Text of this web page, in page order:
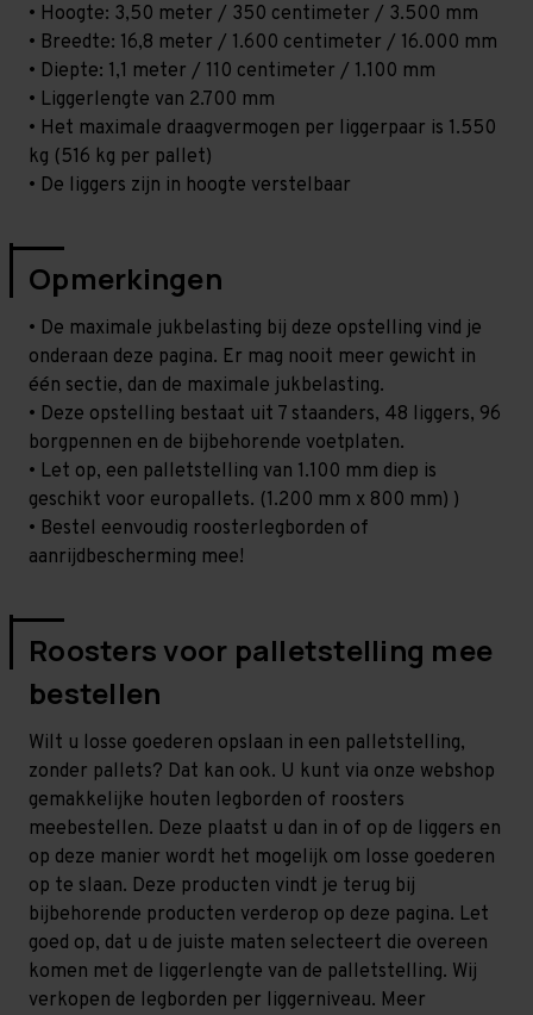
• Hoogte: 3,50 meter / 350 centimeter / 3.500 mm
• Breedte: 16,8 meter / 1.600 centimeter / 16.000 mm
• Diepte: 1,1 meter / 110 centimeter / 1.100 mm
• Liggerlengte van 2.700 mm
• Het maximale draagvermogen per liggerpaar is 1.550
kg (516 kg per pallet)
• De liggers zijn in hoogte verstelbaar
Opmerkingen
• De maximale jukbelasting bij deze opstelling vind je
onderaan deze pagina. Er mag nooit meer gewicht in
één sectie, dan de maximale jukbelasting.
• Deze opstelling bestaat uit 7 staanders, 48 liggers, 96
borgpennen en de bijbehorende voetplaten.
• Let op, een palletstelling van 1.100 mm diep is
geschikt voor europallets. (1.200 mm x 800 mm) )
• Bestel eenvoudig roosterlegborden of
aanrijdbescherming mee!
Roosters voor palletstelling mee
bestellen
Wilt u losse goederen opslaan in een palletstelling,
zonder pallets? Dat kan ook. U kunt via onze webshop
gemakkelijke houten legborden of roosters
meebestellen. Deze plaatst u dan in of op de liggers en
op deze manier wordt het mogelijk om losse goederen
op te slaan. Deze producten vindt je terug bij
bijbehorende producten verderop op deze pagina. Let
goed op, dat u de juiste maten selecteert die overeen
komen met de liggerlengte van de palletstelling. Wij
verkopen de legborden per liggerniveau. Meer